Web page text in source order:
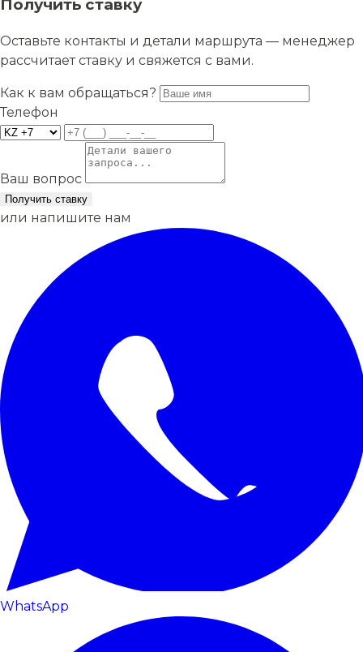
Получить ставку
Оставьте контакты и детали маршрута — менеджер
рассчитает ставку и свяжется с вами.
Как к вам обращаться?
Телефон
Ваш вопрос
Получить ставку
или напишите нам
WhatsApp